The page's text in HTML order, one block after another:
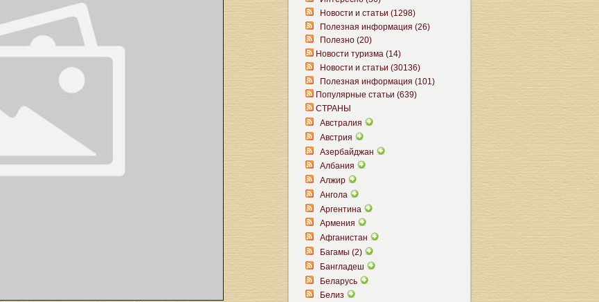
Новости и статьи (1298)
Полезная информация (26)
Полезно (20)
Новости туризма (14)
Новости и статьи (30136)
Полезная информация (101)
Популярные статьи (639)
СТРАНЫ
Австралия
Австрия
Азербайджан
Албания
Алжир
Ангола
Аргентина
Армения
Афганистан
Багамы (2)
Бангладеш
Беларусь
Белиз